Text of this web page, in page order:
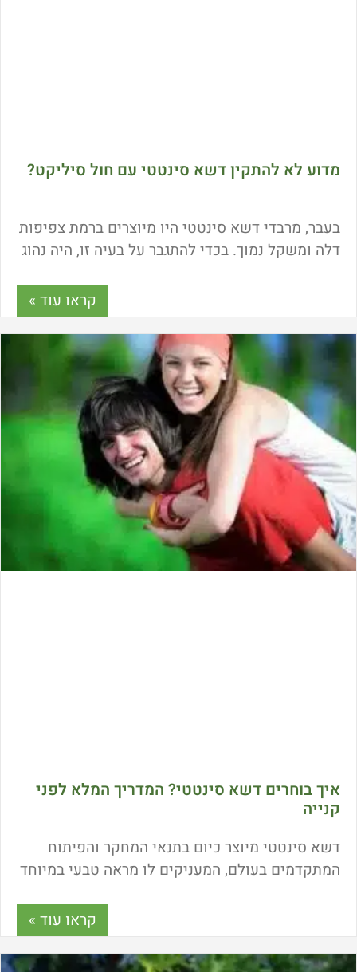
מדוע לא להתקין דשא סינטטי עם חול סיליקט?
בעבר, מרבדי דשא סינטטי היו מיוצרים ברמת צפיפות
דלה ומשקל נמוך. בכדי להתגבר על בעיה זו, היה נהוג
טכנולוגיית הסיב הכפול פתרה בעיות אלו וכיום אין
צורך יותר במילוי. מה היתרונות בהתקנת דשא סינטטי
ללא מילוי חול? מדוע הפסיקו להשתמש בחול
סיליקט לצרכי גינון? כל הפרטים כאן!
קראו עוד »
איך בוחרים דשא סינטטי? המדריך המלא לפני
קנייה
דשא סינטטי מיוצר כיום בתנאי המחקר והפיתוח
המתקדמים בעולם, המעניקים לו מראה טבעי במיוחד
מבדילים בין הסוגים השונים? כמה עולה דשא
סינטטי? ומה חשוב לבדוק לפני הרכישה? כל
התשובות כאן!
קראו עוד »